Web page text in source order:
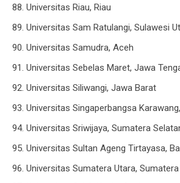
88. Universitas Riau, Riau
89. Universitas Sam Ratulangi, Sulawesi
90. Universitas Samudra, Aceh
91. Universitas Sebelas Maret, Jawa
92. Universitas Siliwangi, Jawa Barat
93. Universitas Singaperbangsa
94. Universitas Sriwijaya, Sumatera
95. Universitas Sultan Ageng Tirtayasa,
96. Universitas Sumatera Utara,